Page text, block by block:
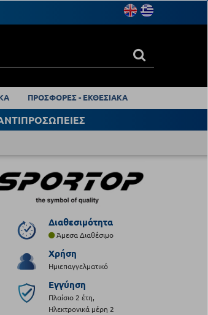
ΠΡΟΣΦΟΡΕΣ - ΕΚΘΕΣΙΑΚΑ
Διαθεσιμότητα
Άμεσα Διαθέσιμο
Χρήση
Ημιεπαγγελματικό
Εγγύηση
Πλαίσιο 2 έτη,
Ηλεκτρονικά μέρη 2